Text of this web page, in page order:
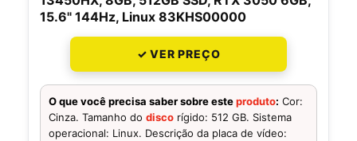
15.6" 144Hz, Linux 83KHS00000
✓ VER PREÇO
O que você precisa saber sobre esteproduto: Cor:
Cinza. Tamanho do disco rígido: 512 GB. Sistema
operacional: Linux. Descrição da placa de vídeo: